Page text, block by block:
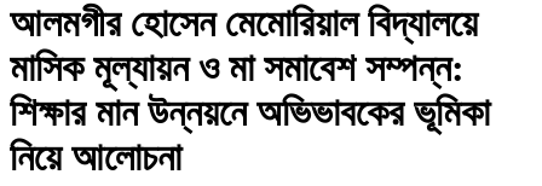
আলমগীর হোসেন মেমোরিয়াল বিদ্যালয়ে
মাসিক মূল্যায়ন ও মা সমাবেশ সম্পন্ন:
শিক্ষার মান উন্নয়নে অভিভাবকের ভূমিকা
নিয়ে আলোচনা